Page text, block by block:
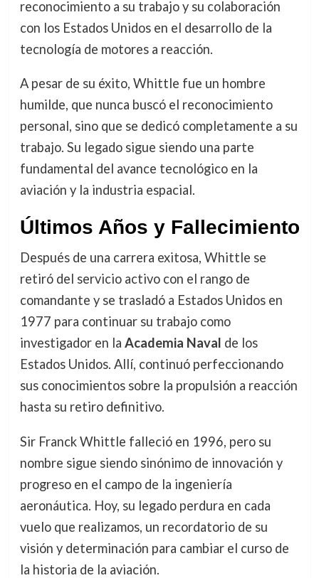
reconocimiento a su trabajo y su colaboración
con los Estados Unidos en el desarrollo de la
tecnología de motores a reacción.
A pesar de su éxito, Whittle fue un hombre
humilde, que nunca buscó el reconocimiento
personal, sino que se dedicó completamente a su
trabajo. Su legado sigue siendo una parte
fundamental del avance tecnológico en la
aviación y la industria espacial.
Últimos Años y Fallecimiento
Después de una carrera exitosa, Whittle se
retiró del servicio activo con el rango de
comandante y se trasladó a Estados Unidos en
1977 para continuar su trabajo como
investigador en la Academia Naval de los
Estados Unidos. Allí, continuó perfeccionando
sus conocimientos sobre la propulsión a reacción
hasta su retiro definitivo.
Sir Franck Whittle falleció en 1996, pero su
nombre sigue siendo sinónimo de innovación y
progreso en el campo de la ingeniería
aeronáutica. Hoy, su legado perdura en cada
vuelo que realizamos, un recordatorio de su
visión y determinación para cambiar el curso de
la historia de la aviación.